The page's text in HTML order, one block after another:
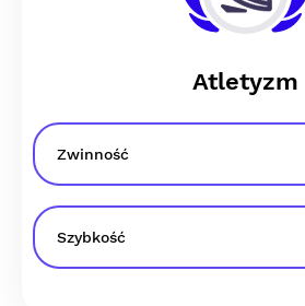
Atletyzm
Zwinność
Szybkość